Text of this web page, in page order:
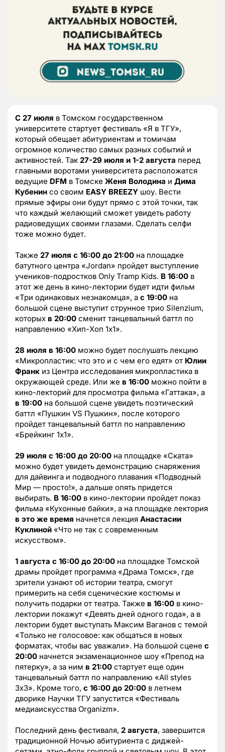
С 27 июля в Томском государственном
университете стартует фестиваль «Я в ТГУ»,
который обещает абитуриентам и томичам
огромное количество самых разных событий и
активностей. Так 27-29 июля и 1-2 августа перед
главными воротами университета расположатся
ведущие DFM в Томске Женя Володина и Дима
Кубенин со своим EASY BREEZY шоу. Вести
прямые эфиры они будут прямо с этой точки, так
что каждый желающий сможет увидеть работу
радиоведущих своими глазами. Сделать селфи
тоже можно будет.
Также 27 июля с 16:00 до 21:00 на площадке
батутного центра «Jordan» пройдет выступление
учеников-подростков Only Tramp Kids. В 16:00 в
этот же день в кино-лектории будет идти фильм
«Три одинаковых незнакомца», а с 19:00 на
большой сцене выступит струнное трио Silenzium,
которых в 20:00 сменит танцевальный баттл по
направлению «Хип-Хоп 1х1».
28 июля в 16:00 можно будет послушать лекцию
«Микропластик: что это и с чем его едят» от Юлии
Франк из Центра исследования микропластика в
окружающей среде. Или же в 16:00 можно пойти в
кино-лекторий для просмотра фильма «Гаттака», а
в 19:00 на большой сцене увидеть поэтический
баттл «Пушкин VS Пушкин», после которого
пройдет танцевальный баттл по направлению
«Брейкинг 1х1».
29 июля с 16:00 до 20:00 на площадке «Ската»
можно будет увидеть демонстрацию снаряжения
для дайвинга и подводного плавания «Подводный
Мир — просто!», а дальше опять придется
выбирать. В 16:00 в кино-лектории пройдет показ
фильма «Кухонные байки», а на площадке лектория
в это же время начнется лекция Анастасии
Куклиной «Что не так с современным
искусством».
1 августа с 16:00 до 20:00 на площадке Томской
драмы пройдет программа «Драма Томск», где
зрители узнают об истории театра, смогут
примерить на себя сценические костюмы и
получить подарки от театра. Также в 16:00 в кино-
лектории покажут «Девять дней одного года», а в
лектории будет выступать Максим Ваганов с темой
«Только не голосовое: как общаться в новых
форматах, чтобы вас уважали». На большой сцене с
20:00 начнется экзаменационное шоу «Препод на
пятерку», а за ним в 21:00 стартует еще один
танцевальный баттл по направлению «All styles
3х3». Кроме того, с 16:00 до 20:00 в летнем
дворике Научки ТГУ запустится «Фестиваль
медиаискусства Organizm».
Последний день фестиваля, 2 августа, завершится
традиционной Ночью абитуриента с диджей-